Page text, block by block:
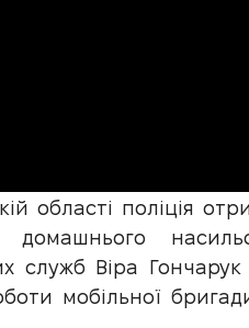
області поліція
служб Віра
мобільної